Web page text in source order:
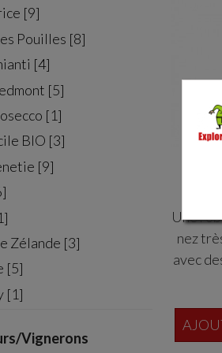
[9]
Pouilles [8]
[4]
[5]
[1]
BIO [3]
[9]
Zélande [3]
[5]
[1]
Vignerons
Une
nez
avec